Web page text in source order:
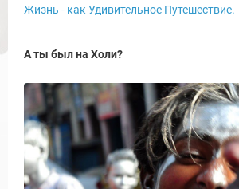
Жизнь - как Удивительное Путешествие.
А ты был на Холи?